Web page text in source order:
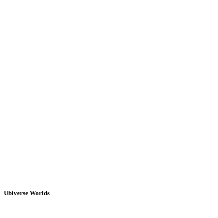
Ubiverse Worlds